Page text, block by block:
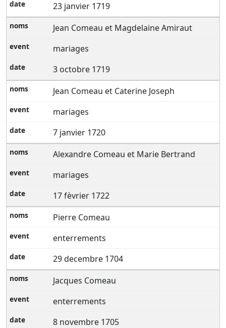
23 janvier 1719
Jean Comeau et Magdelaine Amiraut
mariages
3 octobre 1719
Jean Comeau et Caterine Joseph
mariages
7 janvier 1720
Alexandre Comeau et Marie Bertrand
mariages
17 fèvrier 1722
Pierre Comeau
enterrements
29 decembre 1704
Jacques Comeau
enterrements
8 novembre 1705